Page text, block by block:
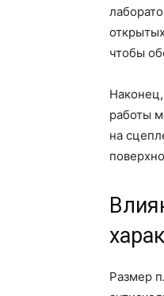
чтобы
работы
на
Размер